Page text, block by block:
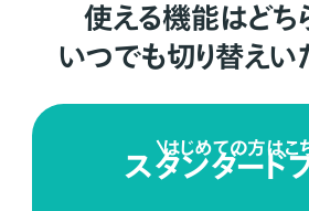
使える機能はどち
いつでも切り替えい
はじめての方はこ
スタンダード